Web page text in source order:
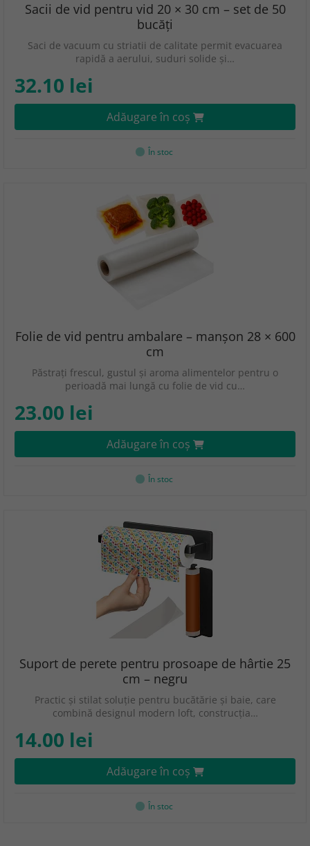
Sacii de vid pentru vid 20 × 30 cm – set de 50
bucăți
Saci de vacuum cu striatii de calitate permit evacuarea
rapidă a aerului, suduri solide și…
32.10 lei
Adăugare în coş
În stoc
Folie de vid pentru ambalare – manșon 28 × 600
cm
Păstrați frescul, gustul și aroma alimentelor pentru o
perioadă mai lungă cu folie de vid cu…
23.00 lei
Adăugare în coş
În stoc
Suport de perete pentru prosoape de hârtie 25
cm – negru
Practic și stilat soluție pentru bucătărie și baie, care
combină designul modern loft, construcția…
14.00 lei
Adăugare în coş
În stoc